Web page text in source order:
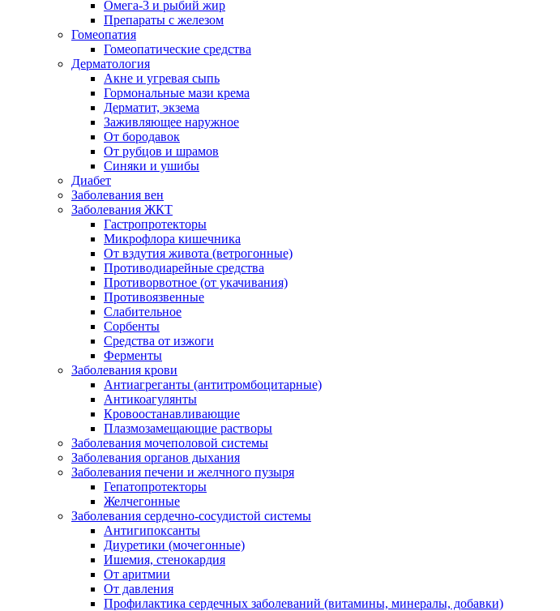
Омега-3 и рыбий жир
Препараты с железом
Гомеопатия
Гомеопатические средства
Дерматология
Акне и угревая сыпь
Гормональные мази крема
Дерматит, экзема
Заживляющее наружное
От бородавок
От рубцов и шрамов
Синяки и ушибы
Диабет
Заболевания вен
Заболевания ЖКТ
Гастропротекторы
Микрофлора кишечника
От вздутия живота (ветрогонные)
Противодиарейные средства
Противорвотное (от укачивания)
Противоязвенные
Слабительное
Сорбенты
Средства от изжоги
Ферменты
Заболевания крови
Антиагреганты (антитромбоцитарные)
Антикоагулянты
Кровоостанавливающие
Плазмозамещающие растворы
Заболевания мочеполовой системы
Заболевания органов дыхания
Заболевания печени и желчного пузыря
Гепатопротекторы
Желчегонные
Заболевания сердечно-сосудистой системы
Антигипоксанты
Диуретики (мочегонные)
Ишемия, стенокардия
От аритмии
От давления
Профилактика сердечных заболеваний (витамины, минералы, добавки)